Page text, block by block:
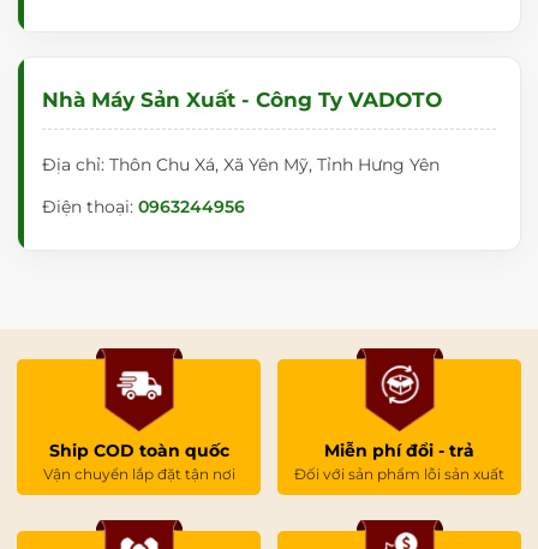
Nhà Máy Sản Xuất - Công Ty VADOTO
Địa chỉ: Thôn Chu Xá, Xã Yên Mỹ, Tỉnh Hưng Yên
Điện thoại: 0963244956
Ship COD toàn quốc
Vận chuyển lắp đặt tận nơi
Miễn phí đổi - trả
Đối với sản phẩm lỗi sản xuất